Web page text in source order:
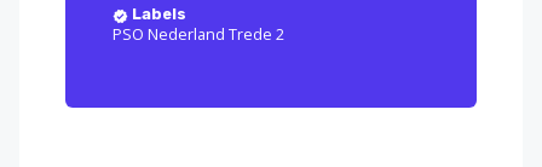
Labels
PSO Nederland Trede 2